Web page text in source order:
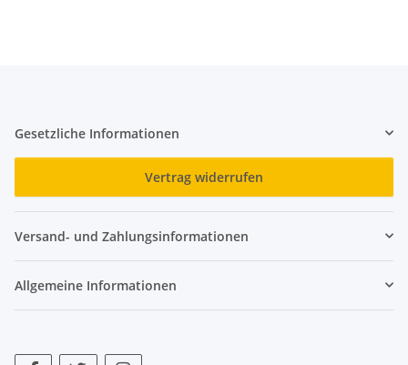
Gesetzliche Informationen
Vertrag widerrufen
Versand- und Zahlungsinformationen
Allgemeine Informationen